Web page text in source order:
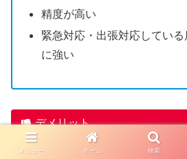
精度が高い
緊急対応・出張対応してい
に強い
デメリット
一部のディンプルキーは店
メニュー ホーム 検索